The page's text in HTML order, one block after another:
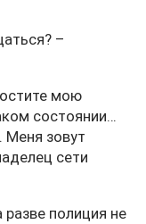
–
мою
состоянии…
Меня зовут
сети
разве полиция не